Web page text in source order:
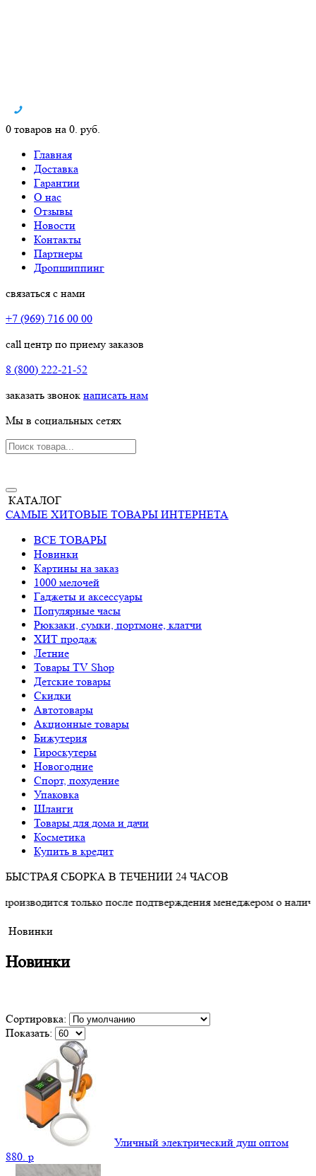
0 товаров на 0. руб.
Главная
Доставка
Гарантии
О нас
Отзывы
Новости
Контакты
Партнеры
Дропшиппинг
связаться с нами
+7 (969) 716 00 00
call центр по приему заказов
8 (800) 222-21-52
заказать звонок написать нам
Мы в социальных сетях
КАТАЛОГ
САМЫЕ ХИТОВЫЕ ТОВАРЫ ИНТЕРНЕТА
ВСЕ ТОВАРЫ
Новинки
Картины на заказ
1000 мелочей
Гаджеты и аксессуары
Популярные часы
Рюкзаки, сумки, портмоне, клатчи
ХИТ продаж
Летние
Товары TV Shop
Детские товары
Cкидки
Автотовары
Акционные товары
Бижутерия
Гироскутеры
Новогодние
Спорт, похудение
Упаковка
Шланги
Товары для дома и дачи
Косметика
Купить в кредит
БЫСТРАЯ СБОРКА В ТЕЧЕНИИ 24 ЧАСОВ
только после подтверждения менеджером о наличии товара.
Новинки
Новинки
Сортировка:
Показать:
Уличный электрический душ оптом
880. p